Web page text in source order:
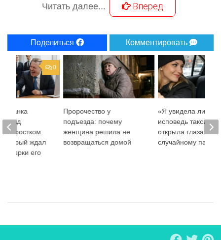
Читать далее... Вперед
Поделиться Комментировать
Пророчество у
подъезда: почему
женщина решила не
возвращаться домой
«Я увидела
исповедь таксистки
открыла глаза ее
случайному
0
банка
над
ждал
его